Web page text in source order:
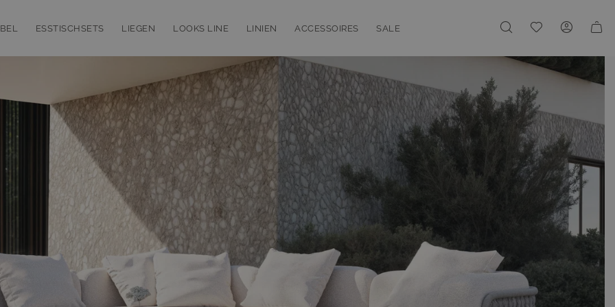
ESSTISCHSETS LIEGEN LOOKS LINE LINIEN ACCESSOIRES SALE Meine Wunschliste